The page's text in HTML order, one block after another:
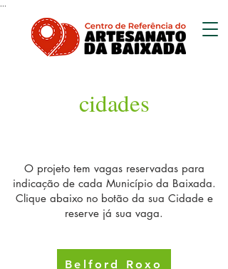
cidades
O projeto tem vagas reservadas para
indicação de cada Município da Baixada.
Clique abaixo no botão da sua Cidade e
reserve já sua vaga.
Belford Roxo